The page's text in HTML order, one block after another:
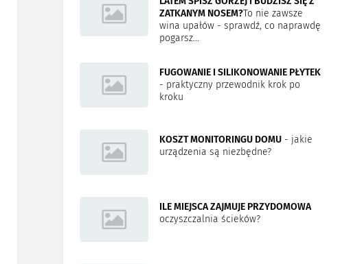
ZATKANYM NOSEM?To nie zawsze
wina upałów - sprawdź, co naprawdę
pogarsz...
FUGOWANIE I SILIKONOWANIE PŁYTEK
- praktyczny przewodnik krok po
kroku
KOSZT MONITORINGU DOMU- jakie
urządzenia są niezbędne?
ILE MIEJSCA ZAJMUJE PRZYDOMOWA
oczyszczalnia ścieków?